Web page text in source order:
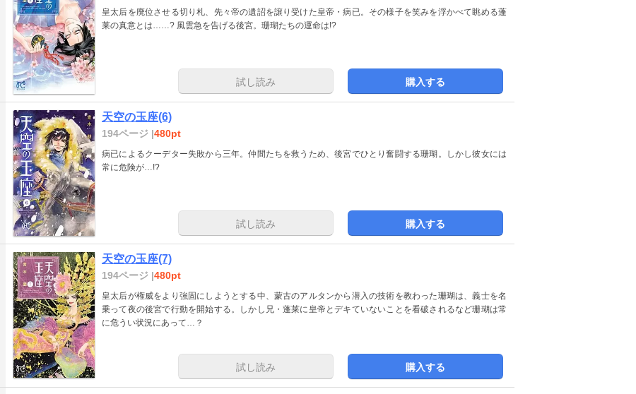
皇太后を廃位させる切り札、先々帝の遺詔を譲り受けた皇帝・病已。その様子を笑みを浮かべて眺める蓬
莱の真意とは……? 風雲急を告げる後宮。珊瑚たちの運命は!?
試し読み 購入する
天空の玉座(6)
194ページ |480pt
病已によるクーデター失敗から三年。仲間たちを救うため、後宮でひとり奮闘する珊瑚。しかし彼女には
常に危険が…!?
試し読み 購入する
天空の玉座(7)
194ページ |480pt
皇太后が権威をより強固にしようとする中、蒙古のアルタンから潜入の技術を教わった珊瑚は、義士を名
乗って夜の後宮で行動を開始する。しかし兄・蓬莱に皇帝とデキていないことを看破されるなど珊瑚は常
に危うい状況にあって…？
試し読み 購入する